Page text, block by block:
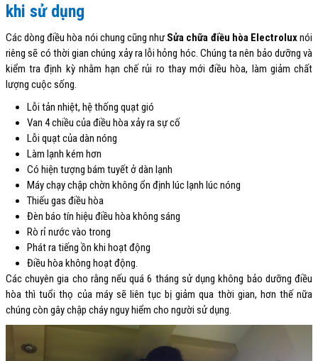
khi sử dụng
Các dòng điều hòa nói chung cũng nhưSửa chữa điều hòa Electroluxnói
riêng sẽ có thời gian chúng xảy ra lỗi hỏng hóc. Chúng ta nên bảo dưỡng và
kiểm tra định kỳ nhằm hạn chế rủi ro thay mới điều hòa, làm giảm chất
lượng cuộc sống.
Lỗi tản nhiệt, hệ thống quạt gió
Van 4 chiều của điều hòa xảy ra sự cố
Lỗi quạt của dàn nóng
Làm lạnh kém hơn
Có hiện tượng bám tuyết ở dàn lạnh
Máy chạy chập chờn không ổn định lúc lạnh lúc nóng
Thiếu gas điều hòa
Đèn báo tín hiệu điều hòa không sáng
Rò rỉ nước vào trong
Phát ra tiếng ồn khi hoạt động
Điều hòa không hoạt động.
Các chuyên gia cho rằng nếu quá 6 tháng sử dụng không bảo dưỡng điều
hòa thì tuổi thọ của máy sẽ liên tục bị giảm qua thời gian, hơn thế nữa
chúng còn gây chập cháy nguy hiểm cho người sử dụng.